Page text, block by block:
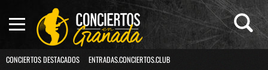
CONCIERTOS DESTACADOS ENTRADAS.CONCIERTOS.CLUB